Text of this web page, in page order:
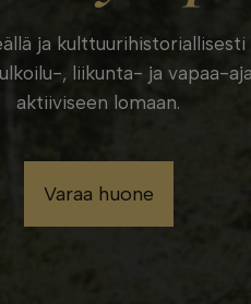
ja
, liikunta- ja vapaa-
aktiiviseen lomaan.
Varaa huone